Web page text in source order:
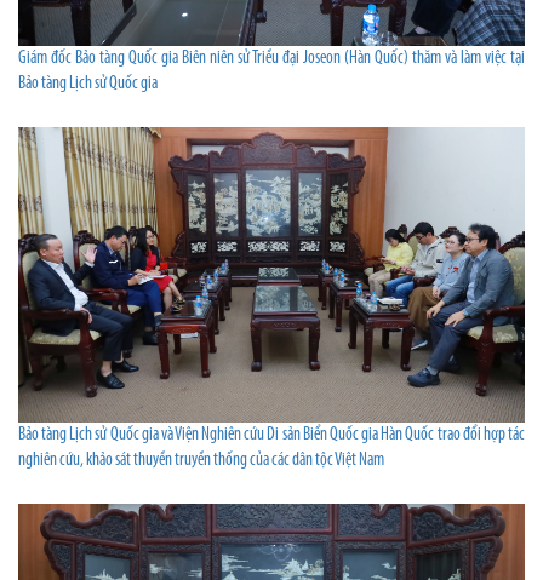
Giám đốc Bảo tàng Quốc gia Biên niên sử Triều đại Joseon (Hàn Quốc) thăm và làm việc tại
Bảo tàng Lịch sử Quốc gia
Bảo tàng Lịch sử Quốc gia và Viện Nghiên cứu Di sản Biển Quốc gia Hàn Quốc trao đổi hợp tác
nghiên cứu, khảo sát thuyền truyền thống của các dân tộc Việt Nam